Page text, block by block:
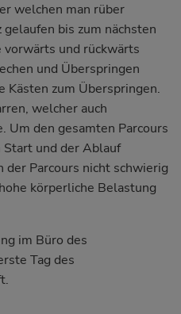
welchen man rüber
bis zum nächsten
und rückwärts
und Überspringen
Kästen zum Überspringen.
welcher auch
Um den gesamten Parcours
Start und der Ablauf
Parcours nicht schwierig
körperliche Belastung
im Büro des
Tag des